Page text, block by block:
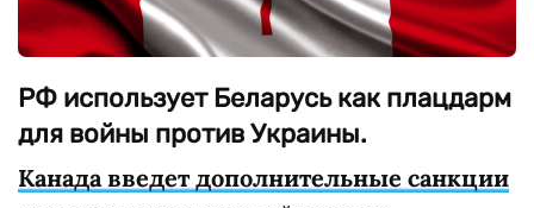
РФ использует Беларусь как плацдарм
для войны против Украины.
Канада введет дополнительные санкции